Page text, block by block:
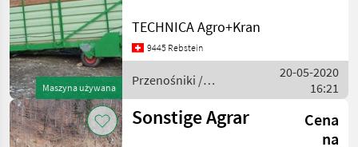
Maszyna używana
Przenośniki Urządzenia
TECHNICA Agro+Kran
9445 Rebstein
Przenośniki /
Gassner
20-05-2020
16:21
Sonstige Agrar
Cena
na